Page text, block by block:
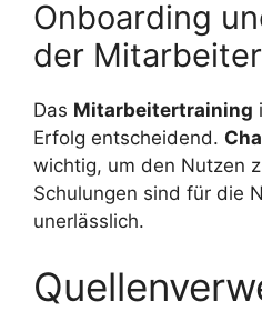
Onboarding
der Mitarbeiter
Das Mitarbeitertraining
Erfolg entscheidend.
wichtig, um den Nutzen
Schulungen sind für die
unerlässlich.